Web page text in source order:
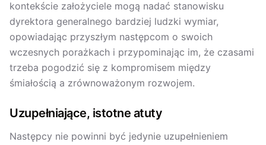
kontekście założyciele mogą nadać stanowisku
dyrektora generalnego bardziej ludzki wymiar,
opowiadając przyszłym następcom o swoich
wczesnych porażkach i przypominając im, że czasami
trzeba pogodzić się z kompromisem między
śmiałością a zrównoważonym rozwojem.
Uzupełniające, istotne atuty
Następcy nie powinni być jedynie uzupełnieniem